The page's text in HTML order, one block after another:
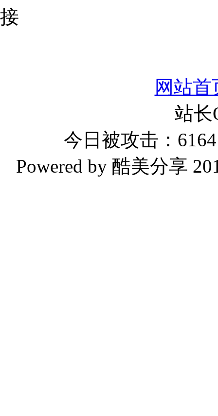
网站首
站
今日被攻击：
Powered by 酷美分享